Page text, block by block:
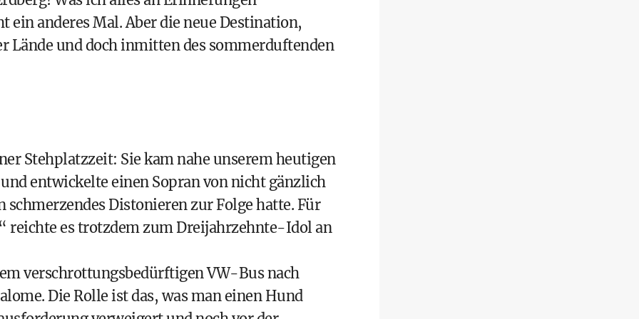
anderes Mal. Aber die neue Destination,
Lände und doch inmitten des sommerduftenden
Stehplatzzeit: Sie kam nahe unserem heutigen
entwickelte einen Sopran von nicht gänzlich
Distonieren zur Folge hatte. Für
reichte es trotzdem zum Dreijahrzehnte-Idol an
verschrottungsbedürftigen VW-Bus nach
Die Rolle ist das, was man einen Hund